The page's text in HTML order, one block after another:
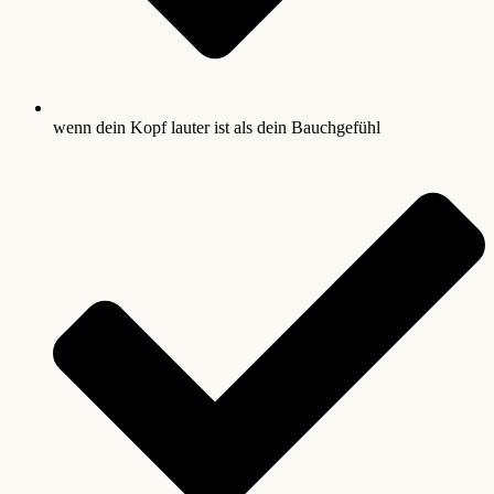
wenn dein Kopf lauter ist als dein Bauchgefühl